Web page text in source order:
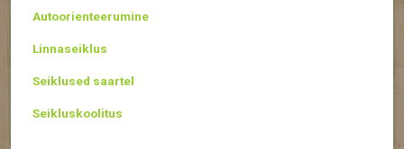
Autoorienteerumine
Linnaseiklus
Seiklused saartel
Seikluskoolitus